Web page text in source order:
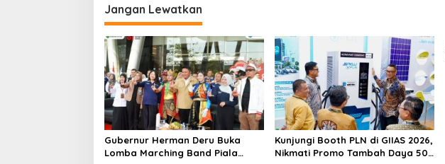
i
g
a
s
i
p
o
s
Jangan Lewatkan
Gubernur Herman Deru Buka
Lomba Marching Band Piala
Kunjungi Booth PLN di GIIAS 2026,
Nikmati Promo Tambah Daya 50